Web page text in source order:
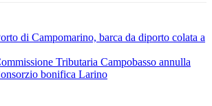
di Campomarino, barca da diporto colata a
Tributaria Campobasso annulla
bonifica Larino